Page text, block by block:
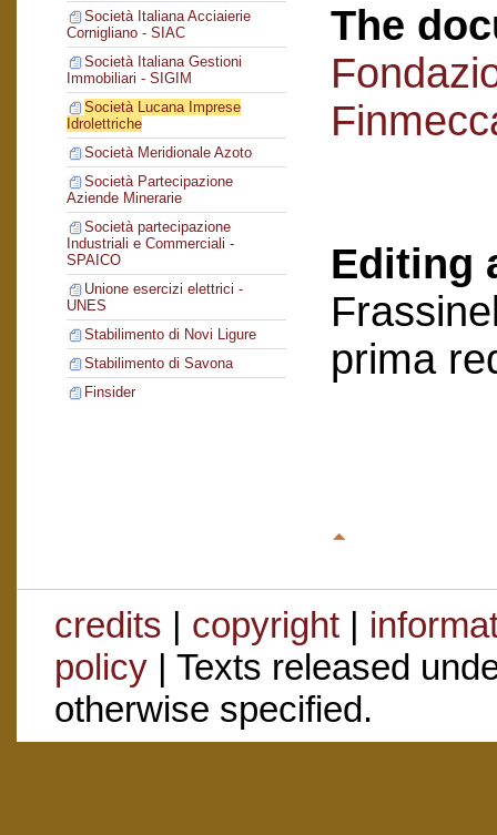
Società Italiana Acciaierie
Cornigliano - SIAC
Società Italiana Gestioni
Immobiliari - SIGIM
Società Lucana Imprese
Idrolettriche
Società Meridionale Azoto
Società Partecipazione
Aziende Minerarie
Società partecipazione
Industriali e Commerciali -
SPAICO
Unione esercizi elettrici -
UNES
Stabilimento di Novi Ligure
Stabilimento di Savona
Finsider
The
Editing
prima
credits | copyright|
policy| Texts released
otherwise specified.